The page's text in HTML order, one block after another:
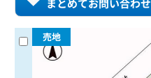
まとめてお問い合わせ
売地